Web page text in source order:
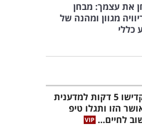
את עצמך: מבחן
מגוון ומהנה של
כללי
הקדישו 5 דקות למדענית
הזו ותגלו טיפ
לחיים...